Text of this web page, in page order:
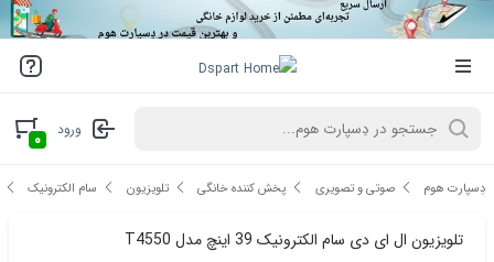
ورود ۰
دِسپارت هوم صوتی و تصویری پخش کننده خانگی تلویزیون سام الکترونیک
تلویزیون ال ای دی سام الکترونیک 39 اینچ مدل T4550